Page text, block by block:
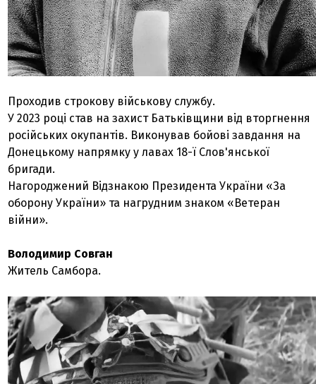
Проходив строкову військову службу.
У 2023 році став на захист Батьківщини від вторгнення
російських окупантів. Виконував бойові завдання на
Донецькому напрямку у лавах 18-ї Слов'янської
бригади.
Нагороджений Відзнакою Президента України «За
оборону України» та нагрудним знаком «Ветеран
війни».
Володимир Совган
Житель Самбора.